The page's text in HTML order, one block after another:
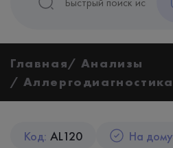
Главная
Анализы
Аллергодиагностика
Код: AL120 На дому